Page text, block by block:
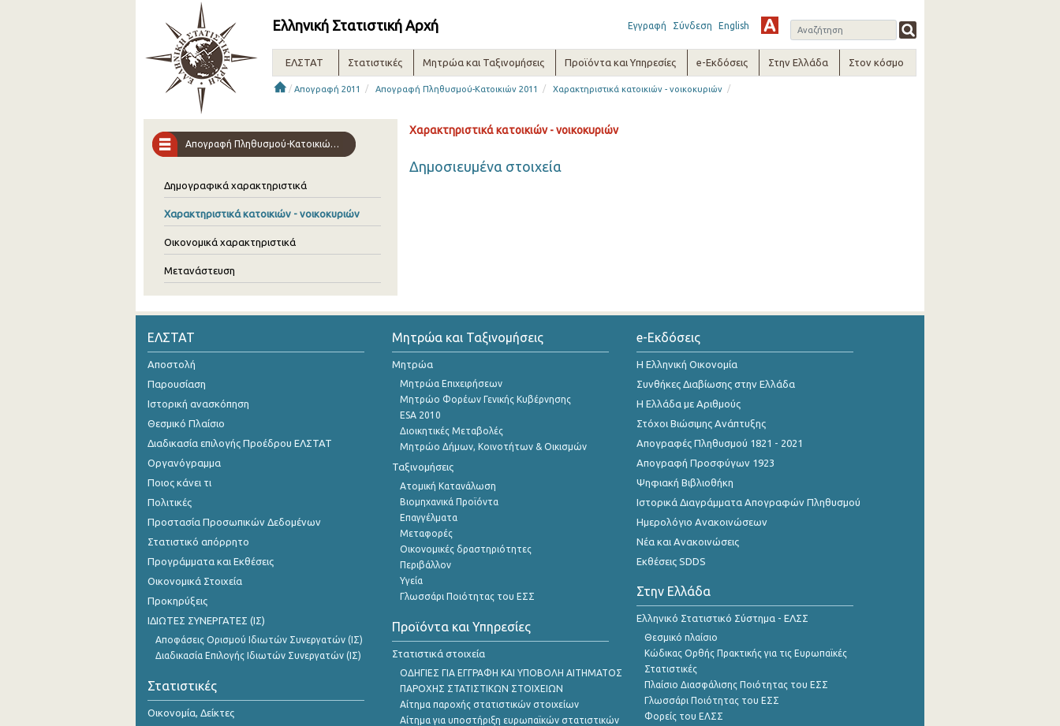
Ελληνική Στατιστική Αρχή Εγγραφή Σύνδεση English
ΕΛΣΤΑΤ Στατιστικές Μητρώα και Ταξινομήσεις Προϊόντα και Υπηρεσίες e-Εκδόσεις Στην Ελλάδα Στον κόσμο
/ Απογραφή 2011 / Απογραφή Πληθυσμού-Kατοικιών 2011 / Χαρακτηριστικά κατοικιών - νοικοκυριών /
Απογραφή Πληθυσμού-Kατοικιών 2011
Δημογραφικά χαρακτηριστικά
Χαρακτηριστικά κατοικιών - νοικοκυριών
Οικονομικά χαρακτηριστικά
Μετανάστευση
Χαρακτηριστικά κατοικιών - νοικοκυριών
Δημοσιευμένα στοιχεία
ΕΛΣΤΑΤ
Αποστολή
Παρουσίαση
Ιστορική ανασκόπηση
Θεσμικό Πλαίσιο
Διαδικασία επιλογής Προέδρου ΕΛΣΤΑΤ
Οργανόγραμμα
Ποιος κάνει τι
Πολιτικές
Προστασία Προσωπικών Δεδομένων
Στατιστικό απόρρητο
Προγράμματα και Εκθέσεις
Οικονομικά Στοιχεία
Προκηρύξεις
ΙΔΙΩΤΕΣ ΣΥΝΕΡΓΑΤΕΣ (ΙΣ)
Αποφάσεις Ορισμού Ιδιωτών Συνεργατών (ΙΣ)
Διαδικασία Επιλογής Ιδιωτών Συνεργατών (ΙΣ)
Στατιστικές
Οικονομία, Δείκτες
Μητρώα και Ταξινομήσεις
Μητρώα
Μητρώα Επιχειρήσεων
Μητρώο Φορέων Γενικής Κυβέρνησης
ESA 2010
Διοικητικές Μεταβολές
Μητρώο Δήμων, Κοινοτήτων & Οικισμών
Ταξινομήσεις
Ατομική Κατανάλωση
Βιομηχανικά Προϊόντα
Επαγγέλματα
Μεταφορές
Οικονομικές δραστηριότητες
Περιβάλλον
Υγεία
Γλωσσάρι Ποιότητας του ΕΣΣ
Προϊόντα και Υπηρεσίες
Στατιστικά στοιχεία
ΟΔΗΓΙΕΣ ΓΙΑ ΕΓΓΡΑΦΗ ΚΑΙ ΥΠΟΒΟΛΗ ΑΙΤΗΜΑΤΟΣ
ΠΑΡΟΧΗΣ ΣΤΑΤΙΣΤΙΚΩΝ ΣΤΟΙΧΕΙΩΝ
Αίτημα παροχής στατιστικών στοιχείων
Αίτημα για υποστήριξη ευρωπαϊκών στατιστικών
e-Εκδόσεις
Η Ελληνική Οικονομία
Συνθήκες Διαβίωσης στην Ελλάδα
Η Ελλάδα με Αριθμούς
Στόχοι Βιώσιμης Ανάπτυξης
Απογραφές Πληθυσμού 1821 - 2021
Απογραφή Προσφύγων 1923
Ψηφιακή Βιβλιοθήκη
Ιστορικά Διαγράμματα Απογραφών Πληθυσμού
Ημερολόγιο Ανακοινώσεων
Νέα και Ανακοινώσεις
Εκθέσεις SDDS
Στην Ελλάδα
Ελληνικό Στατιστικό Σύστημα - ΕΛΣΣ
Θεσμικό πλαίσιο
Κώδικας Ορθής Πρακτικής για τις Ευρωπαϊκές
Στατιστικές
Πλαίσιο Διασφάλισης Ποιότητας του ΕΣΣ
Γλωσσάρι Ποιότητας του ΕΣΣ
Φορείς του ΕΛΣΣ